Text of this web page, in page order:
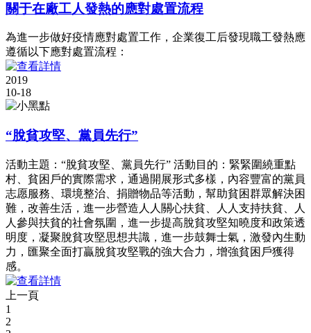
關于在廠工人發熱的應對處置流程
為進一步做好疫情應對處置工作，企業復工后發現職工發熱應
遵循以下應對處置流程：
2019
10-18
“脫貧攻堅、黨員先行”
活動主題：“脫貧攻堅、黨員先行” 活動目的：緊緊圍繞重點
村、貧困戶的實際需求，通過開展形式多樣，內容豐富的黨員
志愿服務、環境整治、捐贈物品等活動，幫助貧困群眾解決困
難，改善生活，進一步營造人人關心扶貧、人人支持扶貧、人
人參與扶貧的社會氛圍，進一步提高脫貧攻堅知曉度和政策透
明度，凝聚脫貧攻堅思想共識，進一步鼓舞士氣，激發內生動
力，匯聚全面打贏脫貧攻堅戰的強大合力，增強貧困戶獲得
感。
上一頁
1
2